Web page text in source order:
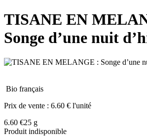
TISANE EN
Songe d’une nuit
Bio français
Prix de vente : 6.60 € l'unité
6.60 €25 g
Produit indisponible